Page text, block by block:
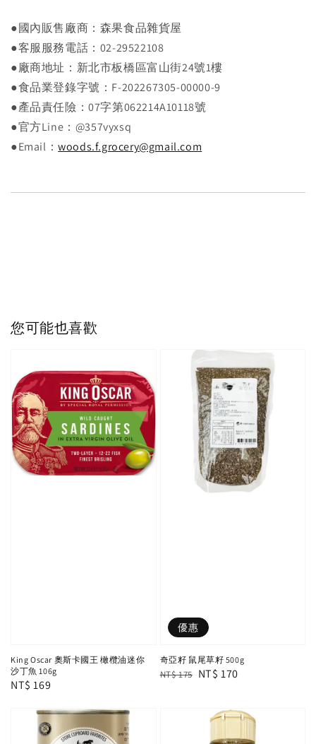
●國內販售廠商：森果食品雜貨屋
●客服服務電話：02-29522108
●廠商地址：新北市板橋區富山街24號1樓
●食品業登錄字號：F-202267305-00000-9
●產品責任險：07字第062214A10118號
●官方Line：@357vyxsq
●Email：woods.f.grocery@gmail.com
您可能也喜歡
King Oscar 奧斯卡國王 橄欖油迷你
沙丁魚 106g
Regular
NT$ 169
優惠
奇亞籽 鼠尾草籽 500g
Regular
NT$ 175 Sale
NT$ 170